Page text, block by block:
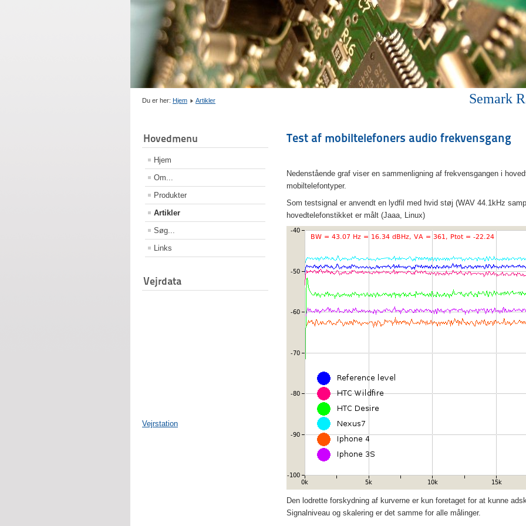
Du er her: Hjem Artikler Semark
Hovedmenu
Hjem
Om...
Produkter
Artikler
Søg...
Links
Vejrdata
Vejrstation
Test af mobiltelefoners audio frekvensgang
Nedenstående graf viser en sammenligning af frekvensgangen i
mobiltelefontyper.
Som testsignal er anvendt en lydfil med hvid støj (WAV 44.1kHz
hovedtelefonstikket er målt (Jaaa, Linux)
Den lodrette forskydning af kurverne er kun foretaget for at kunne
Signalniveau og skalering er det samme for alle målinger.